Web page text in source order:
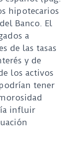
hipotecarios
Banco. El
a
de las tasas
y de
los activos
tener
influir